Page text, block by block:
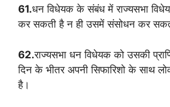
61.धन विधेयक के संबंध में राज्यसभा
कर सकती है न ही उसमें संसोधन कर
62.राज्यसभा धन विधेयक को उसकी
दिन के भीतर अपनी सिफारिशो के साथ
है।